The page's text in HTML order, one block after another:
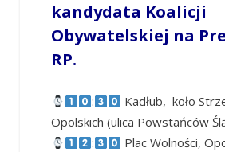
kandydata Koalicji
Obywatelskiej na
RP.
:
Kadłub, koło
Opolskich (ulica Powstańców
:
Plac Wolności,